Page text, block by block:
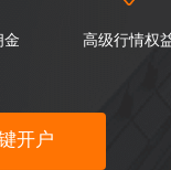
金 高级行情权
开户